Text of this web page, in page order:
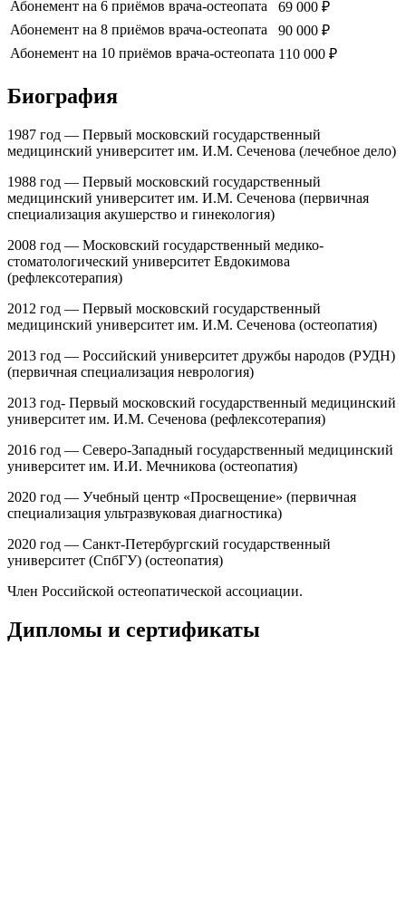
Абонемент на 6 приёмов врача-остеопата
69 000 ₽
Абонемент на 8 приёмов врача-остеопата
90 000 ₽
Абонемент на 10 приёмов врача-остеопата 110 000 ₽
Биография
1987 год — Первый московский государственный
медицинский университет им. И.М. Сеченова (лечебное дело)
1988 год — Первый московский государственный
медицинский университет им. И.М. Сеченова (первичная
специализация акушерство и гинекология)
2008 год — Московский государственный медико-
стоматологический университет Евдокимова
(рефлексотерапия)
2012 год — Первый московский государственный
медицинский университет им. И.М. Сеченова (остеопатия)
2013 год — Российский университет дружбы народов (РУДН)
(первичная специализация неврология)
2013 год- Первый московский государственный медицинский
университет им. И.М. Сеченова (рефлексотерапия)
2016 год — Северо-Западный государственный медицинский
университет им. И.И. Мечникова (остеопатия)
2020 год — Учебный центр «Просвещение» (первичная
специализация ультразвуковая диагностика)
2020 год — Санкт-Петербургский государственный
университет (СпбГУ) (остеопатия)
Член Российской остеопатической ассоциации.
Дипломы и сертификаты